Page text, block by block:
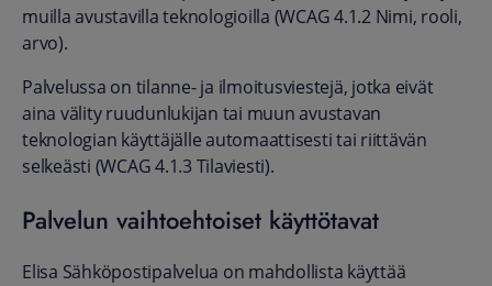
muilla avustavilla teknologioilla (WCAG 4.1.2 Nimi, rooli,
arvo).
Palvelussa on tilanne- ja ilmoitusviestejä, jotka eivät
aina välity ruudunlukijan tai muun avustavan
teknologian käyttäjälle automaattisesti tai riittävän
selkeästi (WCAG 4.1.3 Tilaviesti).
Palvelun vaihtoehtoiset käyttötavat
Elisa Sähköpostipalvelua on mahdollista käyttää